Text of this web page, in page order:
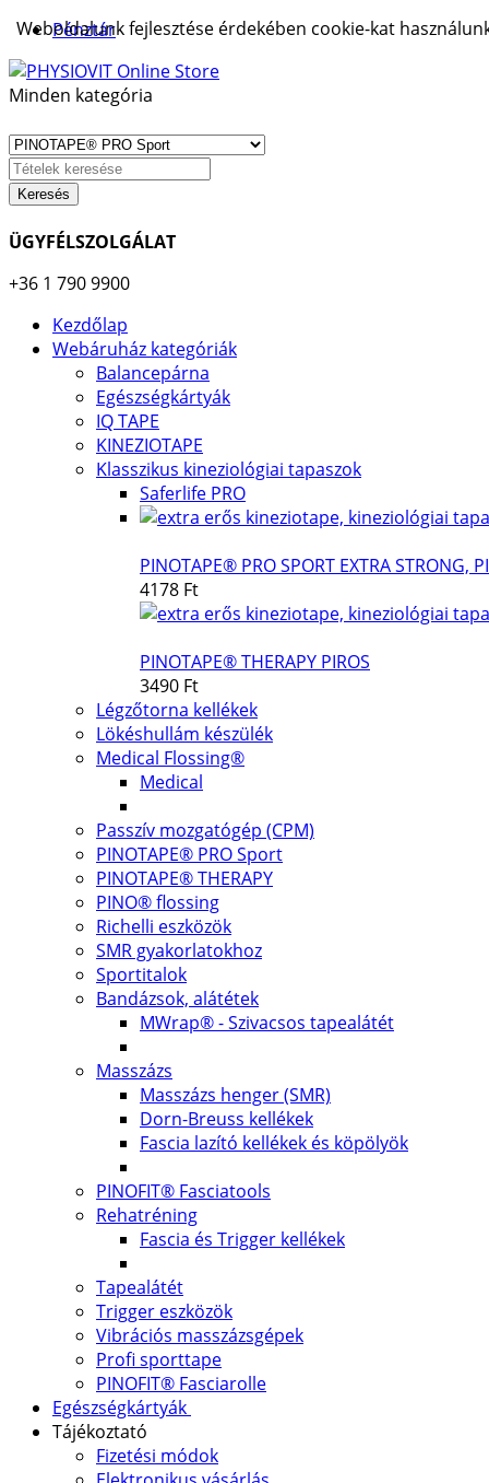
Pénztár
Minden kategória
Keresés
ÜGYFÉLSZOLGÁLAT
+36 1 790 9900
Kezdőlap
Webáruház kategóriák
Balancepárna
Egészségkártyák
IQ TAPE
KINEZIOTAPE
Klasszikus kineziológiai tapaszok
Saferlife PRO
PINOTAPE® PRO SPORT EXTRA STRONG,
4178 Ft
PINOTAPE® THERAPY PIROS
3490 Ft
Légzőtorna kellékek
Lökéshullám készülék
Medical Flossing®
Medical
Passzív mozgatógép (CPM)
PINOTAPE® PRO Sport
PINOTAPE® THERAPY
PINO® flossing
Richelli eszközök
SMR gyakorlatokhoz
Sportitalok
Bandázsok, alátétek
MWrap® - Szivacsos tapealátét
Masszázs
Masszázs henger (SMR)
Dorn-Breuss kellékek
Fascia lazító kellékek és köpölyök
PINOFIT® Fasciatools
Rehatréning
Fascia és Trigger kellékek
Tapealátét
Trigger eszközök
Vibrációs masszázsgépek
Profi sporttape
PINOFIT® Fasciarolle
Egészségkártyák
Tájékoztató
Fizetési módok
Weboldalunk fejlesztése érdekében cookie-kat